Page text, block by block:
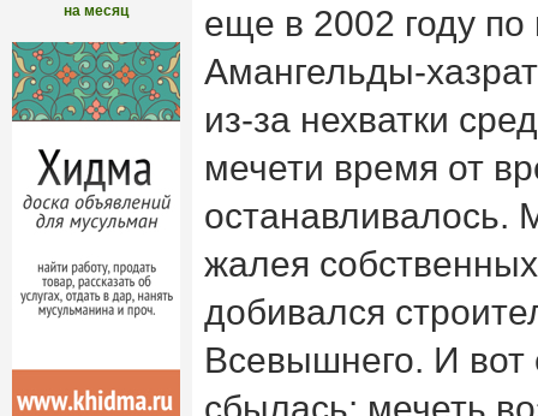
на месяц
еще в 2002 году
Амангельды-
из-за нехватки
мечети время от
жалея
добивался
Всевышнего. И вот